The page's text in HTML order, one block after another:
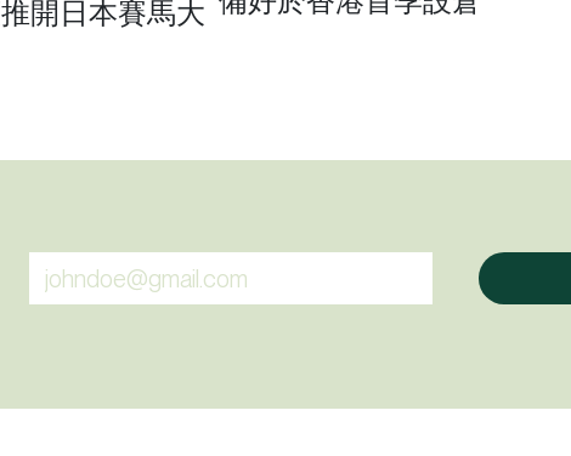
開日本賽馬大